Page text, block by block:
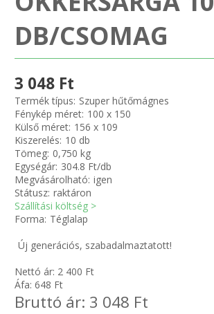
Zsinór Körszelvényű tömítőzsinórok
SIMÍTÓZÁRAS TASAK
TÖMLŐBILINCS
DB/CSOMAG
3 048 Ft
Termék típus: Szuper hűtőmágnes
Fénykép méret: 100 x 150
Külső méret: 156 x 109
Kiszerelés: 10 db
Tömeg: 0,750 kg
Egységár: 304.8 Ft/db
Megvásárolható: igen
Státusz: raktáron
Szállítási költség >
Forma: Téglalap
Új generációs, szabadalmaztatott!
Nettó ár: 2 400 Ft
Áfa:648 Ft
Bruttó ár: 3 048 Ft